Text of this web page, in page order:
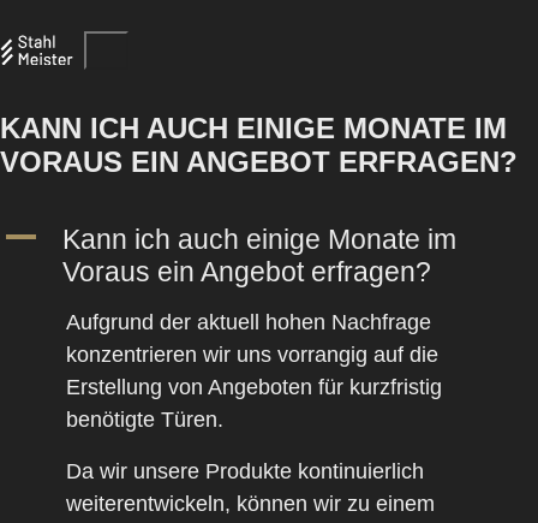
KANN ICH AUCH EINIGE MONATE IM
VORAUS EIN ANGEBOT ERFRAGEN?
A
Kann ich auch einige Monate im
Voraus ein Angebot erfragen?
Aufgrund der aktuell hohen Nachfrage
konzentrieren wir uns vorrangig auf die
Erstellung von Angeboten für kurzfristig
benötigte Türen.
Da wir unsere Produkte kontinuierlich
weiterentwickeln, können wir zu einem